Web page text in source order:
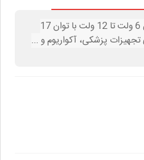
JT-500 پمپ آب براشلس 6 ولت تا 12 ولت با توان 17